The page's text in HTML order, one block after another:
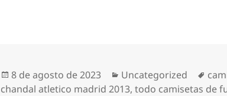
Publicado
el
8 de agosto de 2023 Categorías
Uncategorized
chandal atletico madrid 2013,todo camisetas de